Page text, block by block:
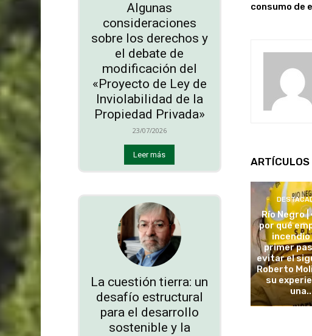
Algunas
consideraciones
sobre los derechos y
el debate de
modificación del
«Proyecto de Ley de
Inviolabilidad de la
Propiedad Privada»
23/07/2026
Leer más
La cuestión tierra: un
desafío estructural
para el desarrollo
sostenible y la
consumo de
ARTÍCULOS
Río Negro |
por qué
incendio
primer
evitar el
Roberto
su